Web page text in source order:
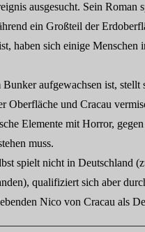
ausgesucht. Sein Roman
ein Großteil der
haben sich einige Menschen
aufgewachsen ist, stellt
Oberfläche und Cracau
Elemente mit Horror,
muss.
spielt nicht in Deutschland
qualifiziert sich aber
Nico von Cracau als